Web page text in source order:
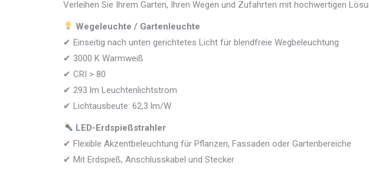
Verleihen Sie Ihrem Garten, Ihren Wegen und Zufahrten mit hochwertigen
Wegeleuchte / Gartenleuchte
✔ Einseitig nach unten gerichtetes Licht für blendfreie Wegbeleuchtung
✔ 3000 K Warmweiß
✔ CRI > 80
✔ 293 lm Leuchtenlichtstrom
✔ Lichtausbeute: 62,3 lm/W
LED-Erdspießstrahler
✔ Flexible Akzentbeleuchtung für Pflanzen, Fassaden oder Gartenbereiche
✔ Mit Erdspieß, Anschlusskabel und Stecker